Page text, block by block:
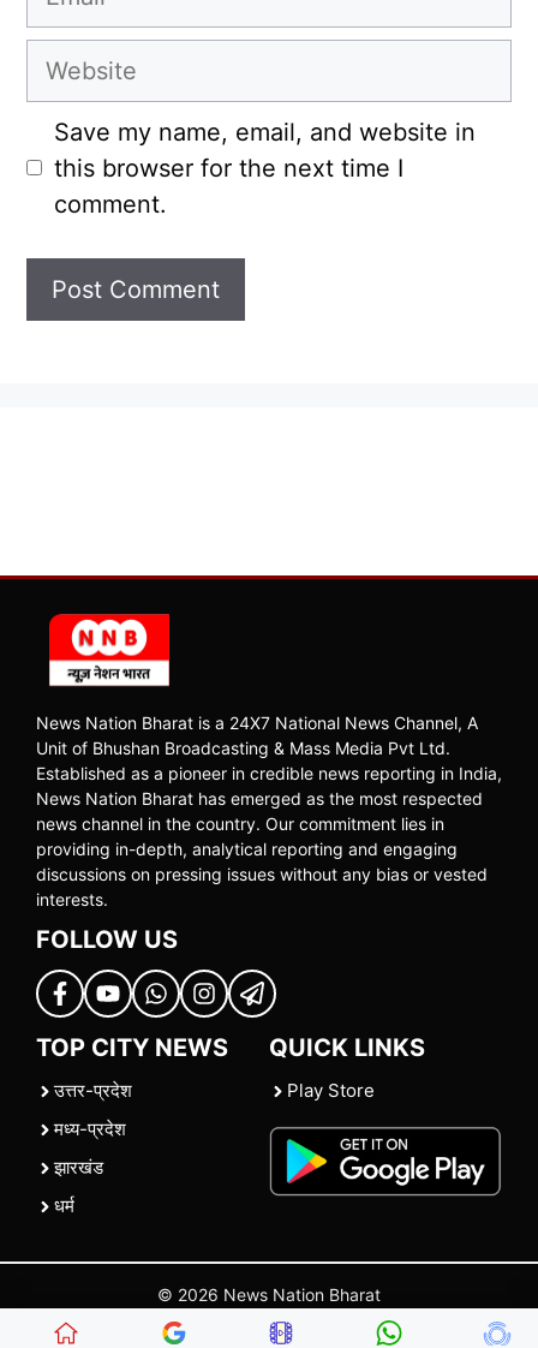
Website
Save my name, email, and website in
this browser for the next time I
comment.
News Nation Bharat is a 24X7 National News Channel, A
Unit of Bhushan Broadcasting & Mass Media Pvt Ltd.
Established as a pioneer in credible news reporting in India,
News Nation Bharat has emerged as the most respected
news channel in the country. Our commitment lies in
providing in-depth, analytical reporting and engaging
discussions on pressing issues without any bias or vested
interests.
FOLLOW US
TOP CITY NEWS
उत्तर-प्रदेश
मध्य-प्रदेश
झारखंड
धर्म
QUICK LINKS
Play Store
© 2026 News Nation Bharat
Home| |Contact Us |Policies Terms and Conditions